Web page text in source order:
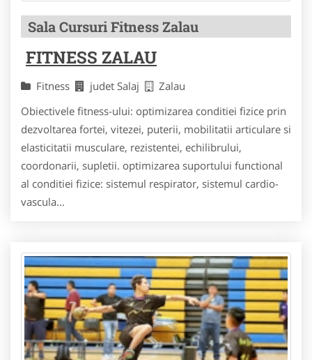
Sala Cursuri Fitness Zalau
FITNESS ZALAU
Fitness judet Salaj
Zalau
Obiectivele fitness-ului: optimizarea conditiei fizice prin
dezvoltarea fortei, vitezei, puterii, mobilitatii articulare si
elasticitatii musculare, rezistentei, echilibrului,
coordonarii, supletii. optimizarea suportului functional
al conditiei fizice: sistemul respirator, sistemul cardio-
vascula...